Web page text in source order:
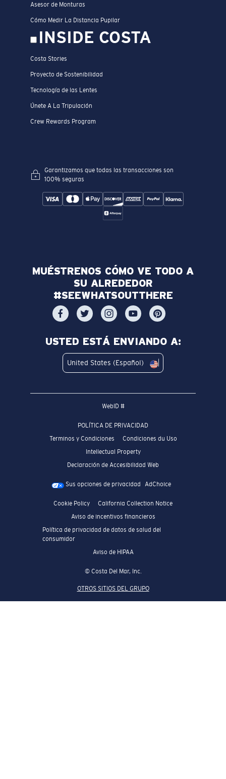
Asesor de Monturas
Cómo Medir La Distancia Pupilar
INSIDE COSTA
Costa Stories
Proyecto de Sostenibilidad
Tecnología de las Lentes
Únete A La Tripulación
Crew Rewards Program
Garantizamos que todas las transacciones son
100% seguras
MUÉSTRENOS CÓMO VE TODO A
SU ALREDEDOR
#SEEWHATSOUTTHERE
USTED ESTÁ ENVIANDO A:
United States (Español)
WebID #
POLÍTICA DE PRIVACIDAD
Terminos y Condiciones
Condiciones du Uso
Intellectual Property
Declaración de Accesibilidad Web
Sus opciones de privacidad AdChoice
Cookie Policy
California Collection Notice
Aviso de incentivos financieros
Política de privacidad de datos de salud del
consumidor
Aviso de HIPAA
© Costa Del Mar, Inc.
OTROS SITIOS DEL GRUPO